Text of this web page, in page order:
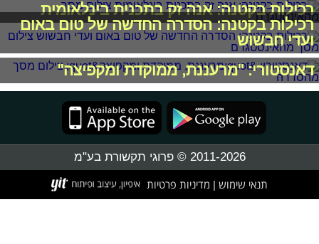
רכילות בקטנה: אנה זק בתכנית בינלאומית
רכילות בקטנה: הסדרה החדשה של טום באום
ועדי חבשוש
דאנסטורי: "מרעננת, ממוקדת ומקפיצה"
2011-2026 © פרוגי תקשורת בע"מ
תנאי שימוש מדיניות פרטיות